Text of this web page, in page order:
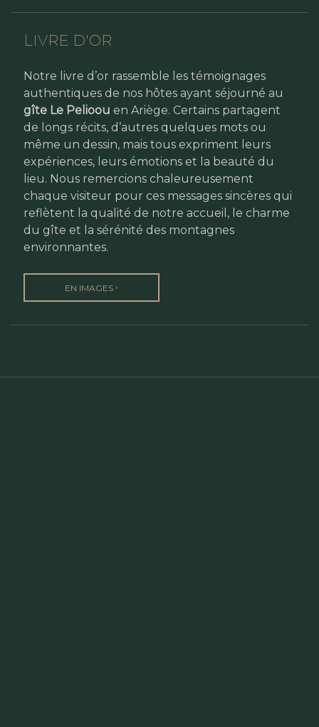
LIVRE D'OR
Notre livre d’or rassemble les témoignages
authentiques de nos hôtes ayant séjourné au
gîte Le Pelioou en Ariège. Certains partagent
de longs récits, d’autres quelques mots ou
même un dessin, mais tous expriment leurs
expériences, leurs émotions et la beauté du
lieu. Nous remercions chaleureusement
chaque visiteur pour ces messages sincères qui
reflètent la qualité de notre accueil, le charme
du gîte et la sérénité des montagnes
environnantes.
EN IMAGES ›